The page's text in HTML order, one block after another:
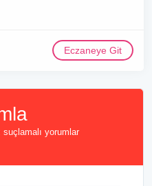
Eczaneye Git
suçlamalı yorumlar